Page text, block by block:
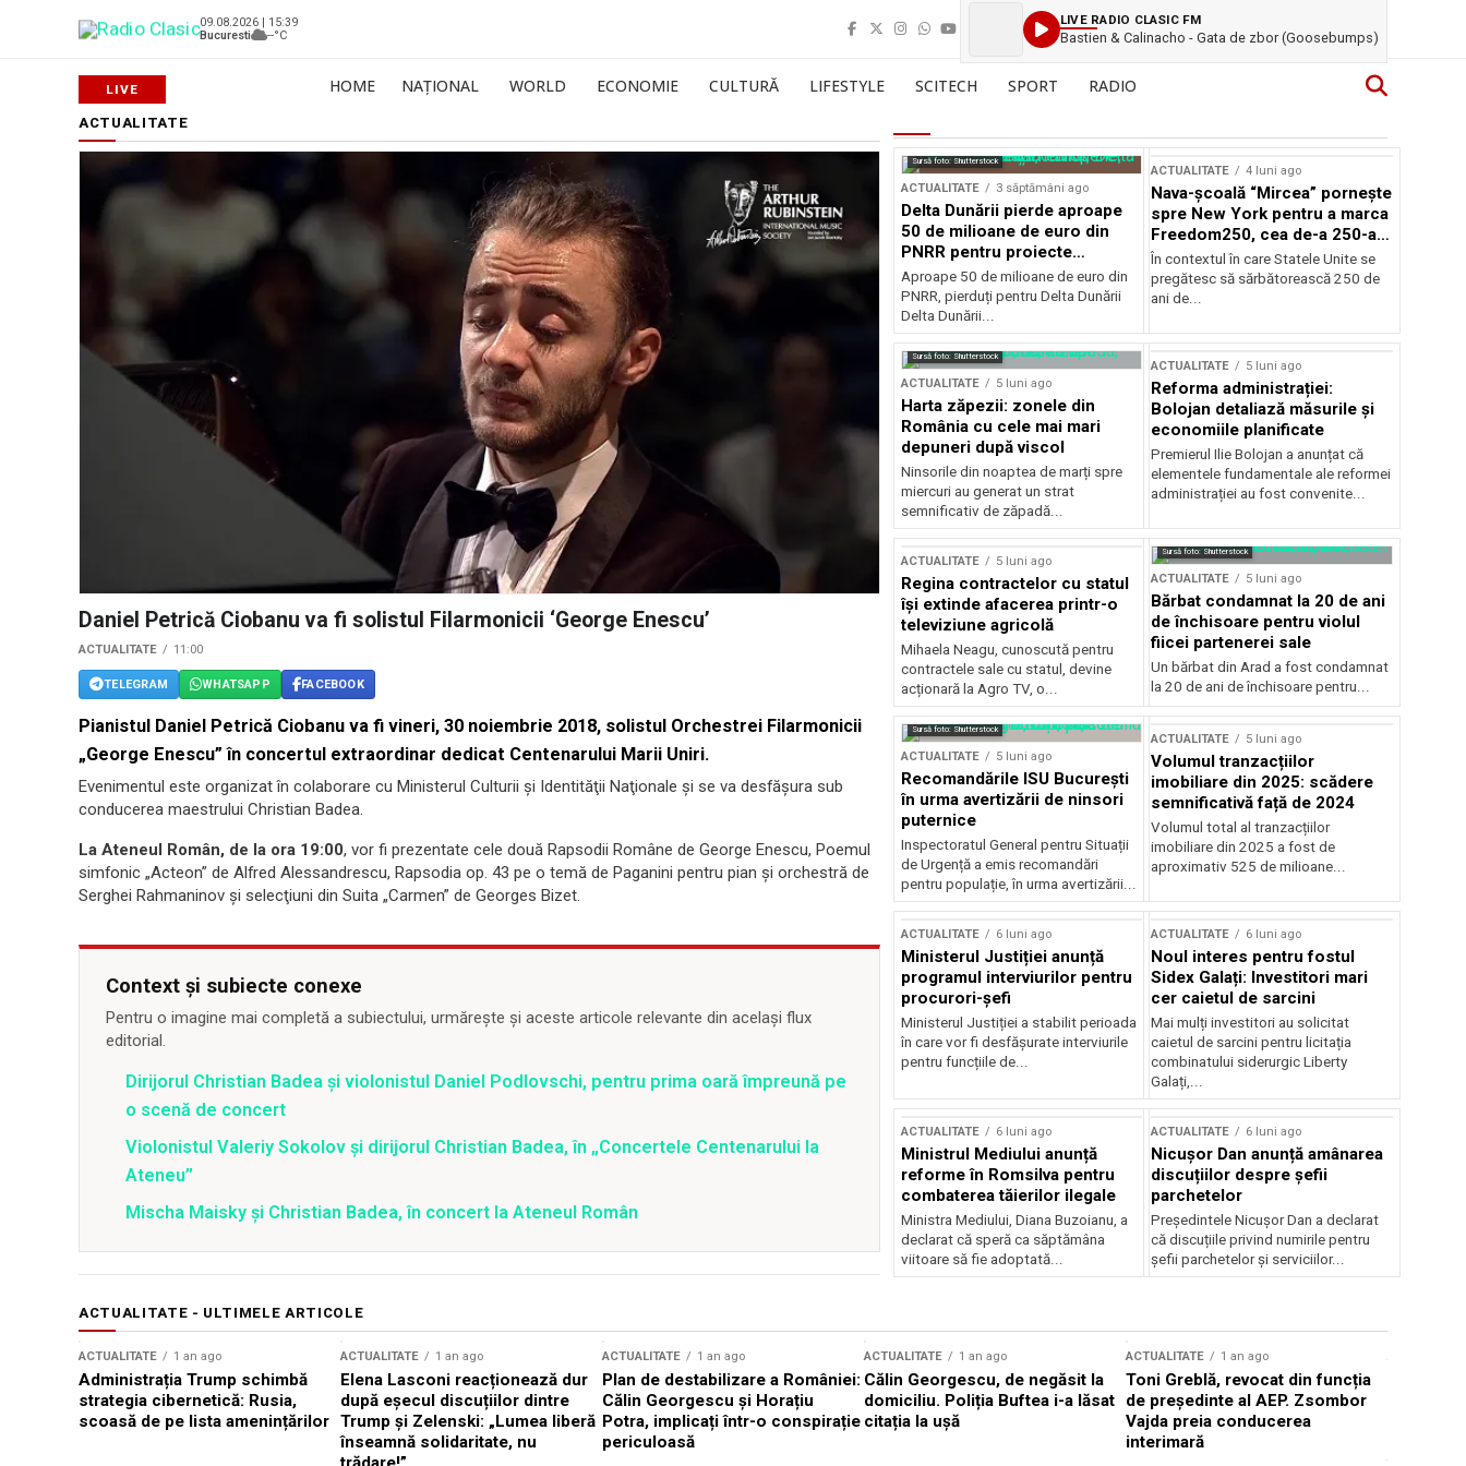
09.08.2026 | 15:39
Bucuresti
--°C
LIVE RADIO CLASIC FM
Bastien & Calinacho - Gata de zbor (Goosebumps)
HOME NAȚIONAL WORLD ECONOMIE CULTURĂ LIFESTYLE SCITECH SPORT RADIO
ACTUALITATE
Daniel Petrică Ciobanu va fi solistul Filarmonicii ‘George Enescu’
ACTUALITATE 11:00
TELEGRAM WHATSAPP FACEBOOK
Pianistul Daniel Petrică Ciobanu va fi vineri, 30 noiembrie 2018, solistul Orchestrei Filarmonicii
„George Enescu” în concertul extraordinar dedicat Centenarului Marii Uniri.
Evenimentul este organizat în colaborare cu Ministerul Culturii şi Identităţii Naţionale şi se va desfăşura sub
conducerea maestrului Christian Badea.
La Ateneul Român, de la ora 19:00, vor fi prezentate cele două Rapsodii Române de George Enescu, Poemul
simfonic „Acteon” de Alfred Alessandrescu, Rapsodia op. 43 pe o temă de Paganini pentru pian şi orchestră de
Serghei Rahmaninov şi selecţiuni din Suita „Carmen” de Georges Bizet.
Context și subiecte conexe
Pentru o imagine mai completă a subiectului, urmărește și aceste articole relevante din același flux
editorial.
Dirijorul Christian Badea și violonistul Daniel Podlovschi, pentru prima oară împreună pe
o scenă de concert
Violonistul Valeriy Sokolov și dirijorul Christian Badea, în „Concertele Centenarului la
Ateneu”
Mischa Maisky și Christian Badea, în concert la Ateneul Român
Sursă foto: Shutterstock
ACTUALITATE 3 săptămâni ago
Delta Dunării pierde aproape
50 de milioane de euro din
PNRR pentru proiecte
esențiale
Aproape 50 de milioane de euro din
PNRR, pierduți pentru Delta Dunării
Delta Dunării...
ACTUALITATE 4 luni ago
Nava-școală “Mircea” pornește
spre New York pentru a marca
Freedom250, cea de-a 250-a
aniversare a Statelor Unite
În contextul în care Statele Unite se
pregătesc să sărbătorească 250 de
ani de...
Sursă foto: Shutterstock
ACTUALITATE 5 luni ago
Harta zăpezii: zonele din
România cu cele mai mari
depuneri după viscol
Ninsorile din noaptea de marți spre
miercuri au generat un strat
semnificativ de zăpadă...
ACTUALITATE 5 luni ago
Reforma administrației:
Bolojan detaliază măsurile și
economiile planificate
Premierul Ilie Bolojan a anunțat că
elementele fundamentale ale reformei
administrației au fost convenite...
ACTUALITATE 5 luni ago
Regina contractelor cu statul
își extinde afacerea printr-o
televiziune agricolă
Mihaela Neagu, cunoscută pentru
contractele sale cu statul, devine
acționară la Agro TV, o...
Sursă foto: Shutterstock
ACTUALITATE 5 luni ago
Bărbat condamnat la 20 de ani
de închisoare pentru violul
fiicei partenerei sale
Un bărbat din Arad a fost condamnat
la 20 de ani de închisoare pentru...
Sursă foto: Shutterstock
ACTUALITATE 5 luni ago
Recomandările ISU București
în urma avertizării de ninsori
puternice
Inspectoratul General pentru Situații
de Urgență a emis recomandări
pentru populație, în urma avertizării...
ACTUALITATE 5 luni ago
Volumul tranzacțiilor
imobiliare din 2025: scădere
semnificativă față de 2024
Volumul total al tranzacțiilor
imobiliare din 2025 a fost de
aproximativ 525 de milioane...
ACTUALITATE 6 luni ago
Ministerul Justiției anunță
programul interviurilor pentru
procurori-șefi
Ministerul Justiției a stabilit perioada
în care vor fi desfășurate interviurile
pentru funcțiile de...
ACTUALITATE 6 luni ago
Noul interes pentru fostul
Sidex Galați: Investitori mari
cer caietul de sarcini
Mai mulți investitori au solicitat
caietul de sarcini pentru licitația
combinatului siderurgic Liberty
Galați,...
ACTUALITATE 6 luni ago
Ministrul Mediului anunță
reforme în Romsilva pentru
combaterea tăierilor ilegale
Ministra Mediului, Diana Buzoianu, a
declarat că speră ca săptămâna
viitoare să fie adoptată...
ACTUALITATE 6 luni ago
Nicușor Dan anunță amânarea
discuțiilor despre șefii
parchetelor
Președintele Nicușor Dan a declarat
că discuțiile privind numirile pentru
șefii parchetelor și serviciilor...
ACTUALITATE - ULTIMELE ARTICOLE
ACTUALITATE 1 an ago
Administrația Trump schimbă
strategia cibernetică: Rusia,
scoasă de pe lista amenințărilor
ACTUALITATE 1 an ago
Elena Lasconi reacționează dur
după eșecul discuțiilor dintre
Trump și Zelenski: „Lumea liberă
înseamnă solidaritate, nu
ACTUALITATE 1 an ago
Plan de destabilizare a României:
Călin Georgescu și Horațiu
Potra, implicați într-o conspirație
periculoasă
ACTUALITATE 1 an ago
Călin Georgescu, de negăsit la
domiciliu. Poliția Buftea i-a lăsat
citația la ușă
ACTUALITATE 1 an ago
Toni Greblă, revocat din funcția
de președinte al AEP. Zsombor
Vajda preia conducerea
interimară